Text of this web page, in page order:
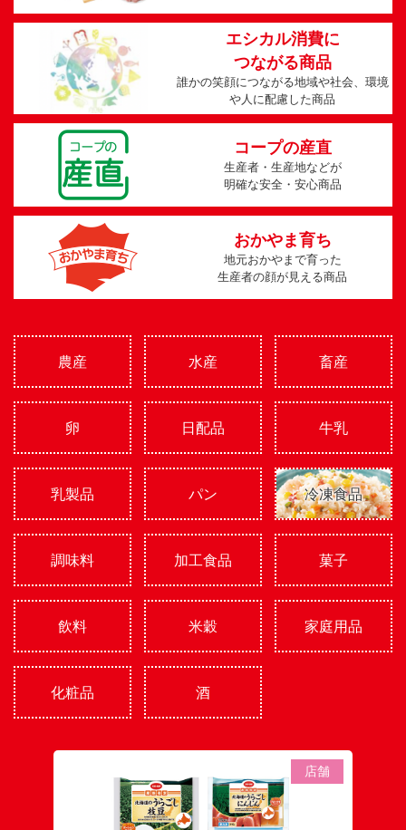
エシカル消費に
つながる商品
誰かの笑顔につながる地域や社会、環境
や人に配慮した商品
コープの産直
生産者・生産地などが
明確な安全・安心商品
おかやま育ち
地元おかやまで育った
生産者の顔が見える商品
農産 水産 畜産
卵 日配品 牛乳
乳製品 パン 冷凍食品
調味料 加工食品 菓子
飲料 米穀 家庭用品
化粧品 酒
店舗